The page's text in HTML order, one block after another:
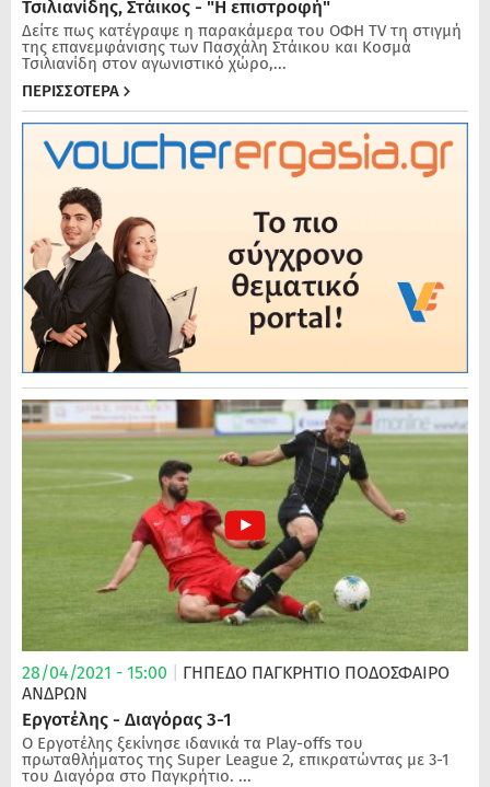
Τσιλιανίδης, Στάικος - "Η επιστροφή"
Δείτε πως κατέγραψε η παρακάμερα του ΟΦΗ TV τη στιγμή
της επανεμφάνισης των Πασχάλη Στάικου και Κοσμά
Τσιλιανίδη στον αγωνιστικό χώρο,...
ΠΕΡΙΣΣΟΤΕΡΑ
28/04/2021 - 15:00 ΓΗΠΕΔΟ ΠΑΓΚΡΗΤΙΟ ΠΟΔΌΣΦΑΙΡΟ
ΑΝΔΡΏΝ
Εργοτέλης - Διαγόρας 3-1
Ο Εργοτέλης ξεκίνησε ιδανικά τα Play-οffs του
πρωταθλήματος της Super League 2, επικρατώντας με 3-1
του Διαγόρα στο Παγκρήτιο. ...